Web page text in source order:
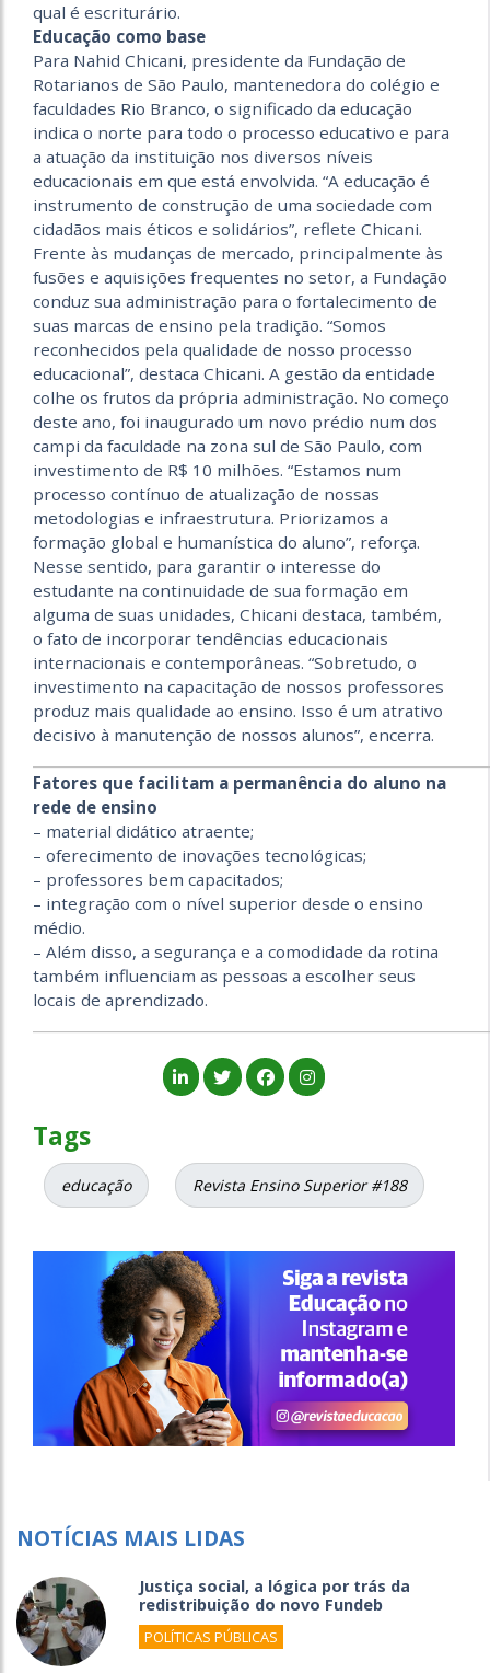
qual é escriturário.
Educação como base
Para Nahid Chicani, presidente da Fundação de
Rotarianos de São Paulo, mantenedora do colégio e
faculdades Rio Branco, o significado da educação
indica o norte para todo o processo educativo e para
a atuação da instituição nos diversos níveis
educacionais em que está envolvida. “A educação é
instrumento de construção de uma sociedade com
cidadãos mais éticos e solidários”, reflete Chicani.
Frente às mudanças de mercado, principalmente às
fusões e aquisições frequentes no setor, a Fundação
conduz sua administração para o fortalecimento de
suas marcas de ensino pela tradição. “Somos
reconhecidos pela qualidade de nosso processo
educacional”, destaca Chicani. A gestão da entidade
colhe os frutos da própria administração. No começo
deste ano, foi inaugurado um novo prédio num dos
campi da faculdade na zona sul de São Paulo, com
investimento de R$ 10 milhões. “Estamos num
processo contínuo de atualização de nossas
metodologias e infraestrutura. Priorizamos a
formação global e humanística do aluno”, reforça.
Nesse sentido, para garantir o interesse do
estudante na continuidade de sua formação em
alguma de suas unidades, Chicani destaca, também,
o fato de incorporar tendências educacionais
internacionais e contemporâneas. “Sobretudo, o
investimento na capacitação de nossos professores
produz mais qualidade ao ensino. Isso é um atrativo
decisivo à manutenção de nossos alunos”, encerra.
Fatores que facilitam a permanência do aluno na
rede de ensino
– material didático atraente;
– oferecimento de inovações tecnológicas;
– professores bem capacitados;
– integração com o nível superior desde o ensino
médio.
– Além disso, a segurança e a comodidade da rotina
também influenciam as pessoas a escolher seus
locais de aprendizado.
Tags
educação Revista Ensino Superior #188
NOTÍCIAS MAIS LIDAS
Justiça social, a lógica por trás da
redistribuição do novo Fundeb
POLÍTICAS PÚBLICAS